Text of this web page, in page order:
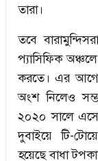
তারা।
তবে
প্যাসিফিক অঞ্চলে
করতে। এর আগে
অংশ নিলেও
২০২০ সালে এসে
দুবাইয়ে টি-
হয়েছে বাধা